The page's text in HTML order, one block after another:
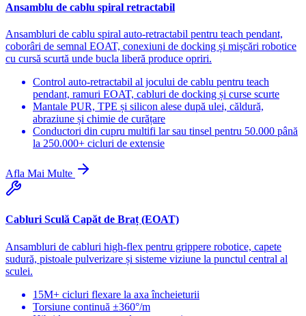
Ansamblu de cablu spiral retractabil
Ansambluri de cablu spiral auto-retractabil pentru teach pendant,
coborâri de semnal EOAT, conexiuni de docking și mișcări robotice
cu cursă scurtă unde bucla liberă produce opriri.
Control auto-retractabil al jocului de cablu pentru teach
pendant, ramuri EOAT, cabluri de docking și curse scurte
Mantale PUR, TPE și silicon alese după ulei, căldură,
abraziune și chimie de curățare
Conductori din cupru multifi lar sau tinsel pentru 50.000 până
la 250.000+ cicluri de extensie
Afla Mai Multe
Cabluri Sculă Capăt de Braț (EOAT)
Ansambluri de cabluri high-flex pentru grippere robotice, capete
sudură, pistoale pulverizare și sisteme viziune la punctul central al
sculei.
15M+ cicluri flexare la axa încheieturii
Torsiune continuă ±360°/m